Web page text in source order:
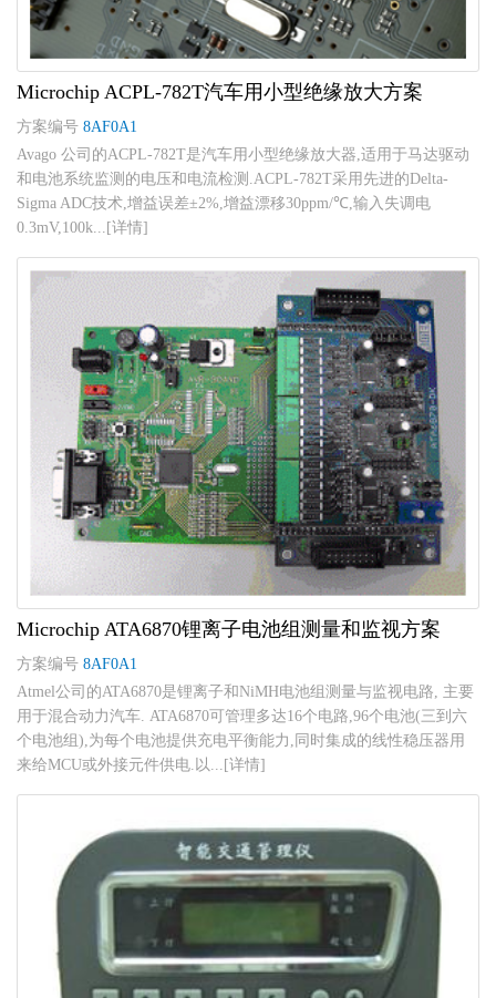
Microchip ACPL-782T汽车用小型绝缘放大方案
方案编号 8AF0A1
Avago 公司的ACPL-782T是汽车用小型绝缘放大器,适用于马达驱动
和电池系统监测的电压和电流检测.ACPL-782T采用先进的Delta-
Sigma ADC技术,增益误差±2%,增益漂移30ppm/℃,输入失调电
0.3mV,100k...[详情]
Microchip ATA6870锂离子电池组测量和监视方案
方案编号 8AF0A1
Atmel公司的ATA6870是锂离子和NiMH电池组测量与监视电路, 主要
用于混合动力汽车. ATA6870可管理多达16个电路,96个电池(三到六
个电池组),为每个电池提供充电平衡能力,同时集成的线性稳压器用
来给MCU或外接元件供电.以...[详情]